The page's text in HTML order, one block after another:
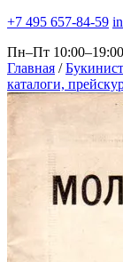
+7 495 657-84-59
Пн–Пт 10:00–19:00
Главная /
каталоги,